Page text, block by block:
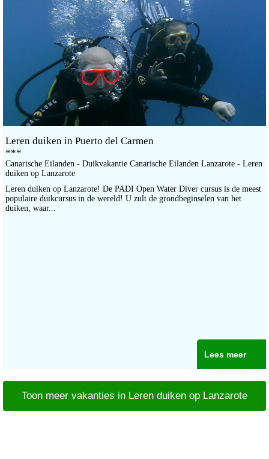
Leren duiken in Puerto del Carmen
***
Canarische Eilanden - Duikvakantie Canarische Eilanden Lanzarote - Leren
duiken op Lanzarote
Leren duiken op Lanzarote! De PADI Open Water Diver cursus is de meest
populaire duikcursus in de wereld! U zult de grondbeginselen van het
duiken, waar...
Lees meer
Toon meer vakanties in Leren duiken op Lanzarote